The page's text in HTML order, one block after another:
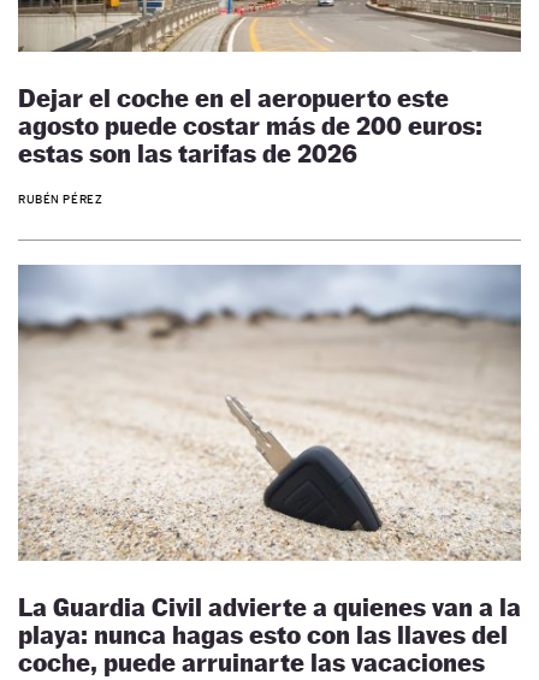
Dejar el coche en el aeropuerto este
agosto puede costar más de 200 euros:
estas son las tarifas de 2026
RUBÉN PÉREZ
La Guardia Civil advierte a quienes van a la
playa: nunca hagas esto con las llaves del
coche, puede arruinarte las vacaciones